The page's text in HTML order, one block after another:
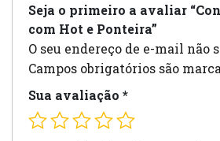
Seja o primeiro a avaliar
com Hot e Ponteira”
O seu endereço de e-mail não
Campos obrigatórios são
Sua avaliação *